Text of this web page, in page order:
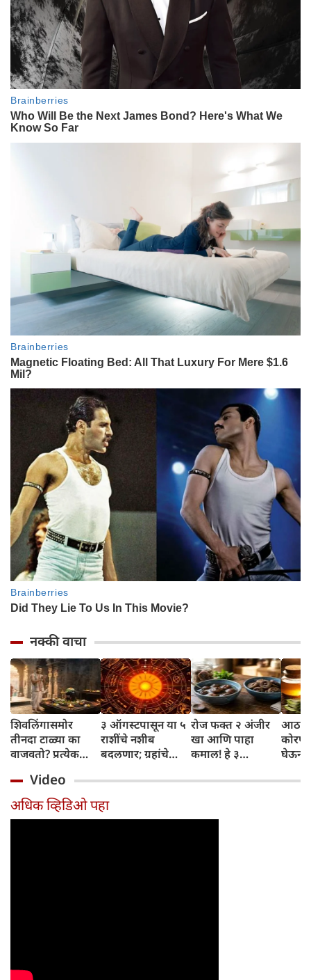
नक्की वाचा
शिवलिंगासमोर
तीनदा टाळ्या का
वाजवतो? प्रत्येक
जाणून घ्या
३ ऑगस्टपासून या ५
राशींचे नशीब
बदलणार; ग्रहांचे
संपतील आणि शुभ
दिवसांची सुरुवात
होईल
रोज फक्त २ अंजीर
खा आणि पाहा
कमाल! हे ३
तुम्हाला ठाऊक
घेऊन
Video
अधिक व्हिडिओ पहा